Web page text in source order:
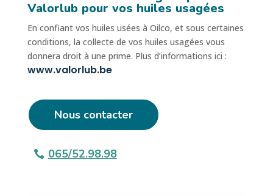
Valorlub pour vos huiles usagées
En confiant vos huiles usées à Oilco, et sous certaines
conditions, la collecte de vos huiles usagées vous
donnera droit à une prime. Plus d’informations ici :
www.valorlub.be
Nous contacter
065/52.98.98